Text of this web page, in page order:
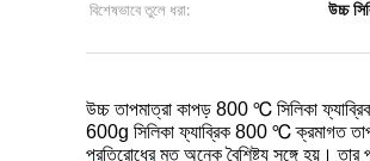
বিশেষভাবে তুলে ধরা:
উচ্চ
উচ্চ তাপমাত্রা কাপড় 800 ℃ সিলিকা ফ্যাব্রিক
600g সিলিকা ফ্যাব্রিক 800 ℃ ক্রমাগত
প্রতিরোধের মত অনেক বৈশিষ্ট্য সঙ্গে হয়। তার